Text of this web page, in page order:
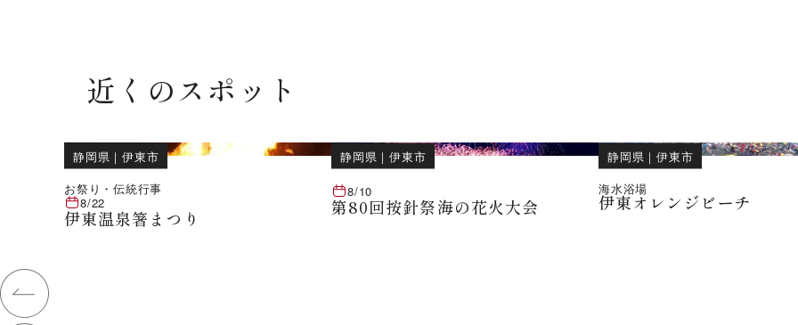
近くのスポット
静岡県 ｜伊東市
お祭り・伝統行事
8/22
伊東温泉箸まつり
静岡県 ｜伊東市
8/10
第80回按針祭海の花火大会
静岡県 ｜伊東市
海水浴場
伊東オレンジビーチ